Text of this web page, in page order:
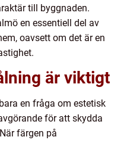
till byggnaden.
en essentiell del av
oavsett om det är en
är viktigt
en fråga om estetisk
för att skydda
färgen på